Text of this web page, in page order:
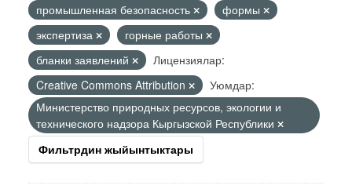
промышленная безопасность
формы
экспертиза
горные работы
бланки заявлений
Лицензиялар:
Creative Commons Attribution
Уюмдар:
Министерство природных ресурсов, экологии и
технического надзора Кыргызской Республики
Фильтрдин жыйынтыктары